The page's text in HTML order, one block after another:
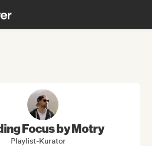
Focus by Motry
Playlist-Kurator